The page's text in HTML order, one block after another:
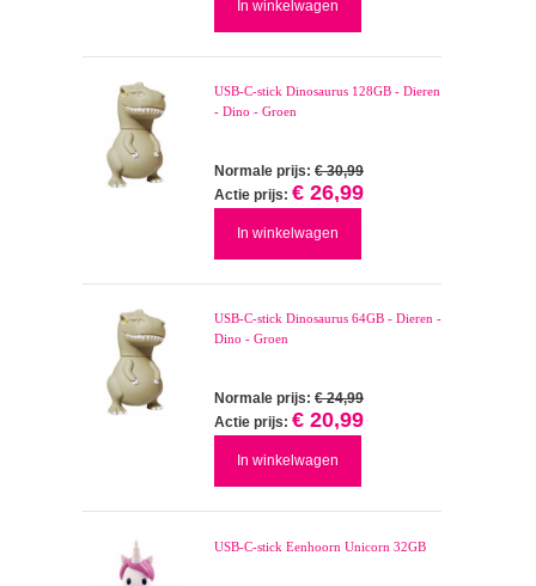
In winkelwagen
USB-C-stick Dinosaurus 128GB - Dieren
- Dino - Groen
Normale prijs: € 30,99
Actie prijs: € 26,99
In winkelwagen
USB-C-stick Dinosaurus 64GB - Dieren -
Dino - Groen
Normale prijs: € 24,99
Actie prijs: € 20,99
In winkelwagen
USB-C-stick Eenhoorn Unicorn 32GB